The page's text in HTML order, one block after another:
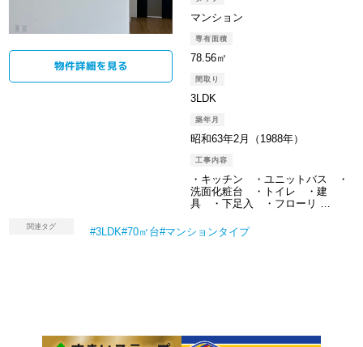
物件詳細を⾒る
マンション
専有面積
78.56㎡
間取り
3LDK
築年月
昭和63年2月（1988年）
工事内容
・キッチン ・ユニットバス ・
洗面化粧台 ・トイレ ・建
具 ・下足入 ・フローリ …
関連タグ 3LDK 70㎡台 マンションタイプ